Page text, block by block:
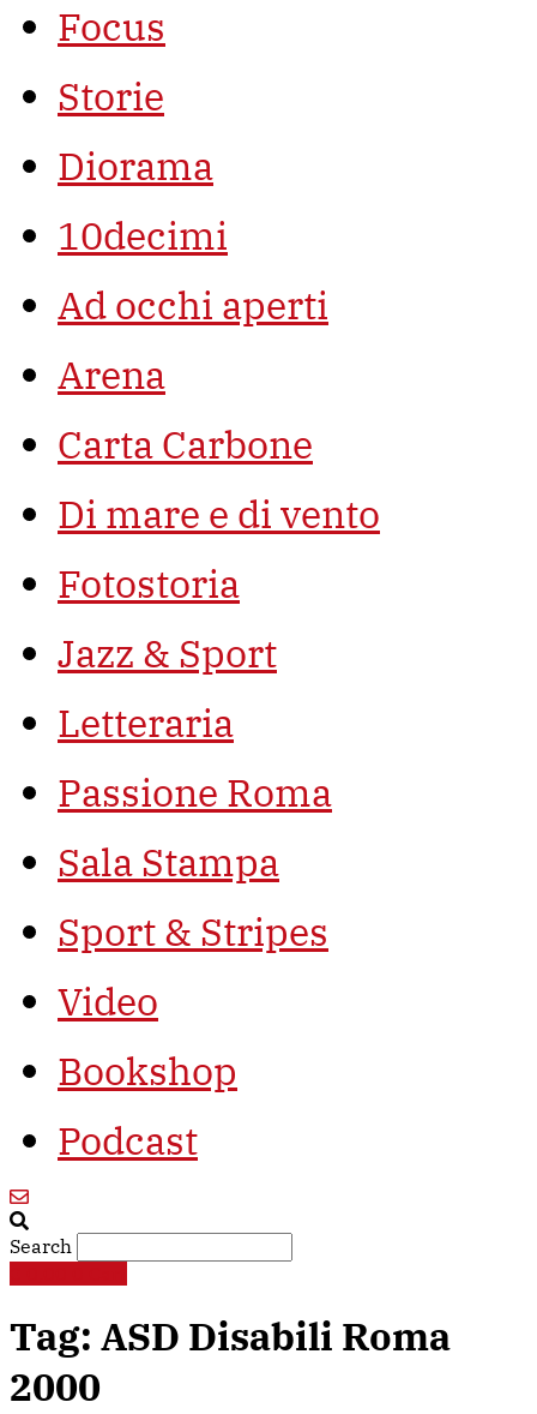
Focus
Storie
Diorama
10decimi
Ad occhi aperti
Arena
Carta Carbone
Di mare e di vento
Fotostoria
Jazz & Sport
Letteraria
Passione Roma
Sala Stampa
Sport & Stripes
Video
Bookshop
Podcast
Search
Tag: ASD Disabili Roma
2000